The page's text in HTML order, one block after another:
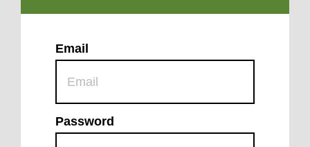
Email
Password